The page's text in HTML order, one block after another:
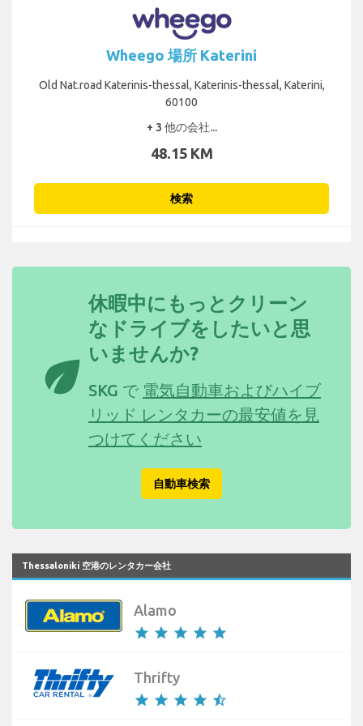
Wheego 場所 Katerini
Old Nat.road Katerinis-thessal, Katerinis-thessal, Katerini,
60100
+ 3 他の会社...
48.15 KM
検索
eco
休暇中にもっとクリーン
なドライブをしたいと思
いませんか?
SKG で 電気自動車およびハイブ
リッド レンタカーの最安値を見
つけてください
自動車検索
Thessaloniki 空港のレンタカー会社
Alamo
star star star star star
Thrifty
star star star star star_half